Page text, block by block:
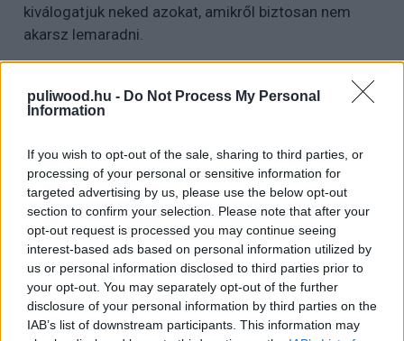
puliwood.hu - Do Not Process My Personal
Information
If you wish to opt-out of the sale, sharing to third parties, or
processing of your personal or sensitive information for
targeted advertising by us, please use the below opt-out
section to confirm your selection. Please note that after your
opt-out request is processed you may continue seeing
interest-based ads based on personal information utilized by
us or personal information disclosed to third parties prior to
your opt-out. You may separately opt-out of the further
disclosure of your personal information by third parties on the
IAB’s list of downstream participants. This information may
kiválogatjuk neked azokat, amikről biztosan nem
akarsz lemaradni.
Kijelentem, hogy az
Feliratkozom
A What If...? első epizódja alapján annyi reményt tudok
támasztani a további részekkel szemben, hogy
megmarad az itt megismert pörgős, akciódús stílus, de
ezzel együtt ez a legkevésbé sem merész